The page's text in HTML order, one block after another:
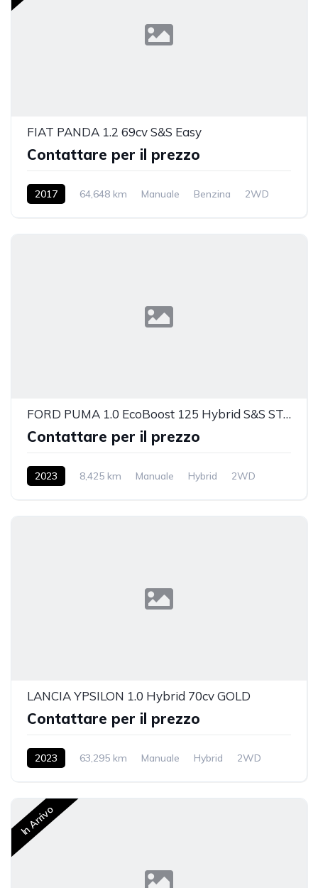
FIAT PANDA 1.2 69cv S&S Easy
Contattare per il prezzo
2017 64,648 km Manuale Benzina 2WD
FORD PUMA 1.0 EcoBoost 125 Hybrid S&S ST-Line
Contattare per il prezzo
2023 8,425 km Manuale Hybrid 2WD
LANCIA YPSILON 1.0 Hybrid 70cv GOLD
Contattare per il prezzo
2023 63,295 km Manuale Hybrid 2WD
In Arrivo